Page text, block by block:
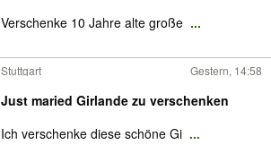
Verschenke 10 Jahre alte große ...
Stuttgart Gestern, 14:58
Just maried Girlande zu verschenken
Ich verschenke diese schöne Gi ...